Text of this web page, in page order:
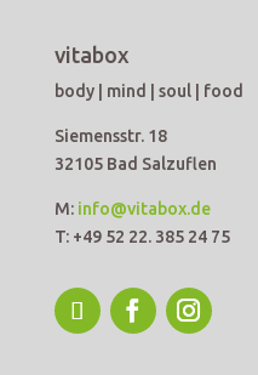
vitabox
body | mind | soul | food
Siemensstr. 18
32105 Bad Salzuflen
M: info@vitabox.de
T: +49 52 22. 385 24 75